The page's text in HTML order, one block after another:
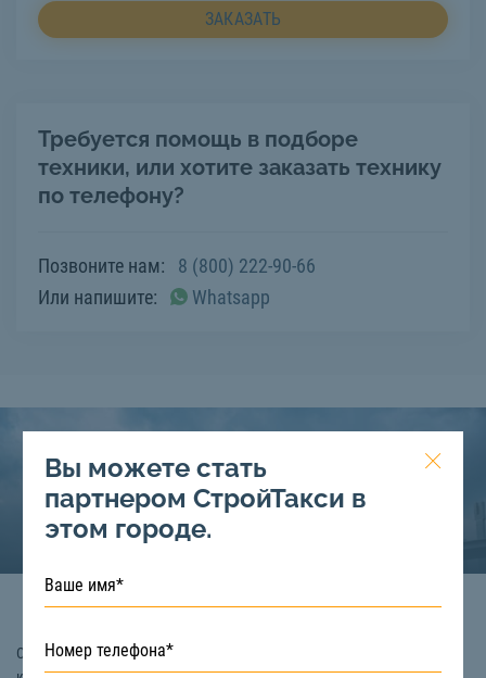
ЗАКАЗАТЬ
Требуется помощь в подборе
техники, или хотите заказать технику
по телефону?
Позвоните нам:
8 (800) 222-90-66
Или напишите:
Whatsapp
Строительный песок – это природный материал, размер зерен
Вы можете стать
партнером СтройТакси в
этом городе.